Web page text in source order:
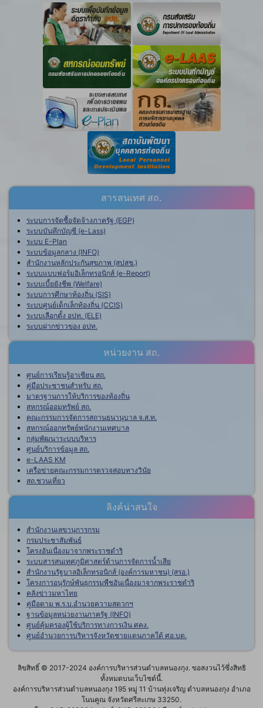
สารสนเทศ สถ.
ระบบการจัดซื้อจัดจ้างภาครัฐ (EGP)
ระบบบันทึกบัญชี (e-Lass)
ระบบ E-Plan
ระบบข้อมูลกลาง (INFO)
สำนักงานหลักประกันสุขภาพ (สปสช.)
ระบบแบบฟอร์มอิเล็กทรอนิกส์ (e-Report)
ระบบเบี้ยยังชีพ (Welfare)
ระบบการศึกษาท้องถิ่น (SIS)
ระบบศูนย์เด็กเล็กท้องถิ่น (CCIS)
ระบบเลือกตั้ง อปท. (ELE)
ระบบฝากข่าวของ อปท.
หน่วยงาน สถ.
ศูนย์การเรียนรู้อาเซียน สถ.
คู่มือประชาชนสำหรับ สถ.
มาตรฐานการให้บริการของท้องถิ่น
สหกรณ์ออมทรัพย์ สถ.
คณะกรรมการจัดการสถานธนานุบาล จ.ส.ท.
สหกรณ์ออกทรัพย์พนักงานเทศบาล
กลุ่มพัฒนาระบบบริหาร
ศูนย์บริการข้อมูล สถ.
e-LAAS KM
เครือข่ายคณะกรรมการตรวจสอบทางวินัย
สถ.ชวนเที่ยว
ลิงค์น่าสนใจ
สำนักงานเลขานุการกรม
กรมประชาสัมพันธ์
โครงอันเนื่องมาจากพระราชดำริ
ระบบสารสนเทศภูมิศาสตร์ด้านการจัดการน้ำเสีย
สำนักงานรัฐบาลอิเล็กทรอนิกส์ (องค์การมหาชน) (สรอ.)
โครงการอนุรักษ์พันธุกรรมพืชอันเนื่องมาจากพระราชดำริ
คลังข่าวมหาไทย
คู่มือตาม พ.ร.บ.อำนวยความสดวกฯ
ฐานข้อมูลหน่วยงานภาครัฐ (INFO)
ศูนย์คุ้มครองผู้ใช้บริการทางการเงิน ศคง.
ศูนย์อำนวยการบริหารจังหวัดชายแดนภาคใต้ ศอ.บต.
ลิขสิทธิ์ © 2017-2024 องค์การบริหารส่วนตำบลหนองกุง. ขอสงวนไว้ซึ่งสิทธิ
ทั้งหมดบนเว็บไซต์นี้.
องค์การบริหารส่วนตำบลหนองกุง 195 หมู่ 11 บ้านทุ่งเจริญ ตำบลหนองกุง อำเภอ
โนนคูณ จังหวัดศรีสะเกษ 33250.